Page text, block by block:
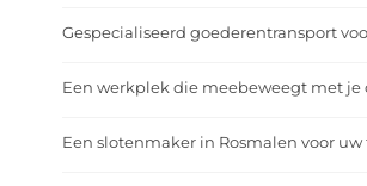
Gespecialiseerd goederentransport
Een werkplek die meebeweegt met je
Een slotenmaker in Rosmalen voor